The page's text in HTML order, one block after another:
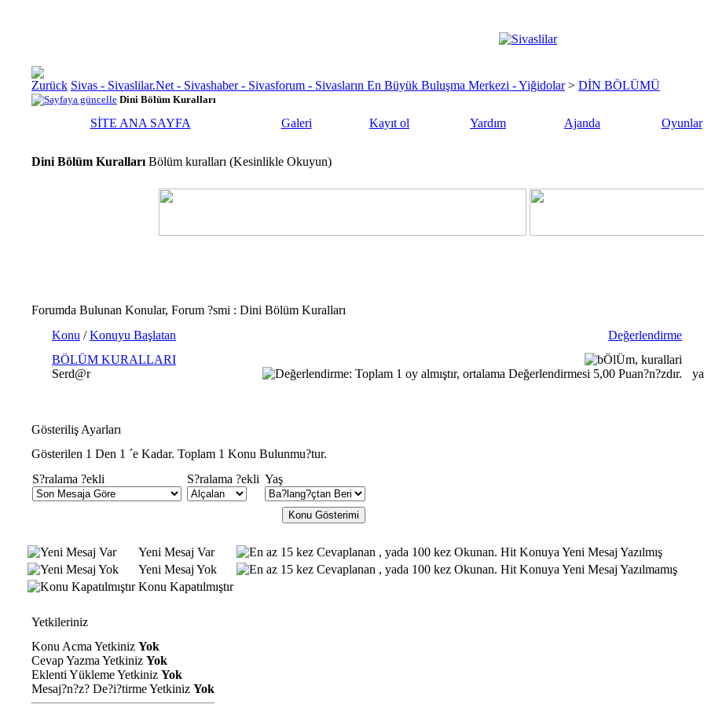
Sivas - Sivaslilar.Net - Sivashaber - Sivasforum - Sivasların En Büyük Buluşma Merkezi - Yiğidolar > DİN BÖLÜMÜ
Dini Bölüm Kuralları
SİTE ANA SAYFA Galeri Kayıt ol Yardım Ajanda Oyunlar
Dini Bölüm Kuralları Bölüm kuralları (Kesinlikle Okuyun)
Forumda Bulunan Konular, Forum ?smi : Dini Bölüm Kuralları
Değerlendirme
Konu /Konuyu Başlatan
BÖLÜM KURALLARI
Serd@r
Gösteriliş Ayarları
Gösterilen 1 Den 1 ´e Kadar. Toplam 1 Konu Bulunmu?tur.
S?ralama ?ekli
S?ralama ?ekli Yaş
Yeni Mesaj Var
Hit Konuya Yeni Mesaj Yazılmış
Yeni Mesaj Yok
Hit Konuya Yeni Mesaj Yazılmamış
Konu Kapatılmıştır
Yetkileriniz
Konu Acma Yetkiniz Yok
Cevap Yazma Yetkiniz Yok
Eklenti Yükleme Yetkiniz Yok
Mesaj?n?z? De?i?tirme Yetkiniz Yok